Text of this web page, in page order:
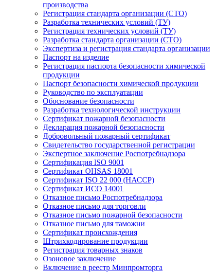
производства
Регистрация стандарта организации (СТО)
Разработка технических условий (ТУ)
Регистрация технических условий (ТУ)
Разработка стандарта организации (СТО)
Экспертиза и регистрация стандарта организации
Паспорт на изделие
Регистрация паспорта безопасности химической
продукции
Паспорт безопасности химической продукции
Руководство по эксплуатации
Обоснование безопасности
Разработка технологической инструкции
Сертификат пожарной безопасности
Декларация пожарной безопасности
Добровольный пожарный сертификат
Свидетельство государственной регистрации
Экспертное заключение Роспотребнадзора
Сертификация ISO 9001
Сертификат OHSAS 18001
Сертификат ISO 22 000 (НАССР)
Сертификат ИСО 14001
Отказное письмо Роспотребнадзора
Отказное письмо для торговли
Отказное письмо пожарной безопасности
Отказное письмо для таможни
Сертификат происхождения
Штрихкодирование продукции
Регистрация товарных знаков
Озоновое заключение
Включение в реестр Минпромторга